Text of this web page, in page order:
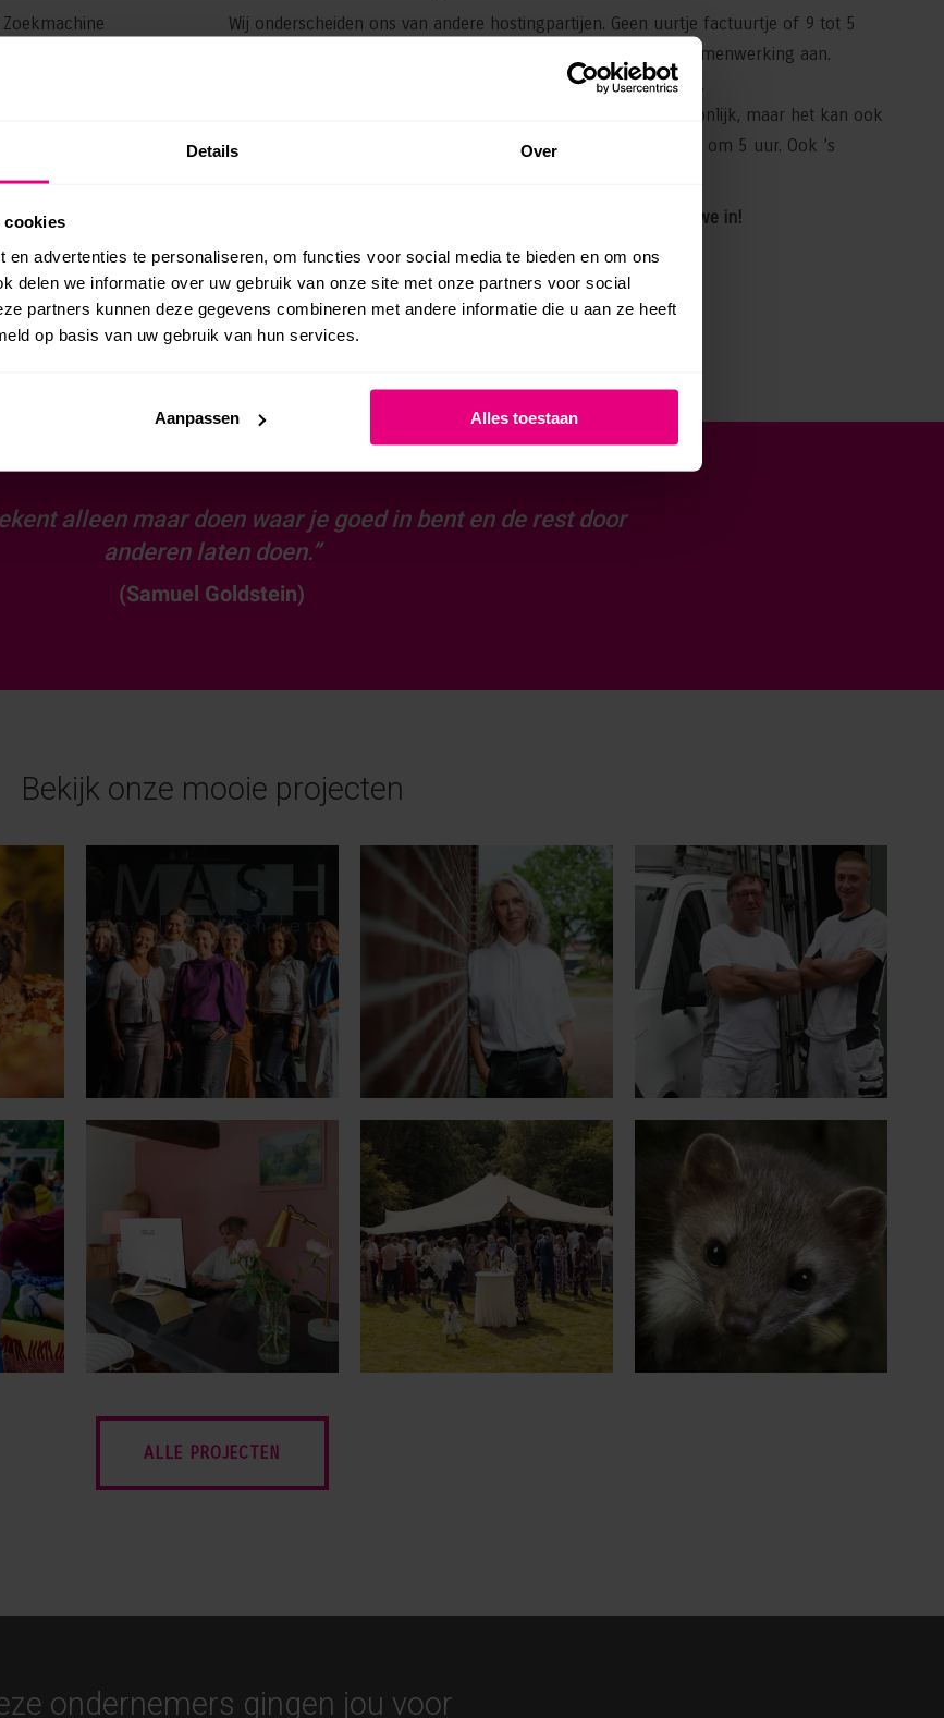
Details Over
cookies
en advertenties te personaliseren, om functies voor social media te bieden en om ons
delen we informatie over uw gebruik van onze site met onze partners voor social
partners kunnen deze gegevens combineren met andere informatie die u aan ze heeft
op basis van uw gebruik van hun services.
Aanpassen Alles toestaan
websites. Dit doen we
hand van een
een heldere structuur,
verbeteren.
Wij onderscheiden ons van andere hostingpartijen. Geen uurtje factuurtje of 9 tot 5
mentaliteit. Met het bouwen van jouw website gaan we een samenwerking aan.
Hierdoor blijven wij betrokken bij de websites die we afleveren.
Hoe je ons het beste kan bereiken? Het liefst natuurlijk persoonlijk, maar het kan ook
via de telefoon, mail of WhatsApp. Onze telefoons gaan niet uit om 5 uur. Ook ’s
Acute problemen lossen wij direct op! Aanpassingen plannen we in!
LEES MEER
alleen maar doen waar je goed in bent en de rest door
anderen laten doen.”
(Samuel Goldstein)
Bekijk onze mooie projecten
ALLE PROJECTEN
ondernemers gingen jou voor